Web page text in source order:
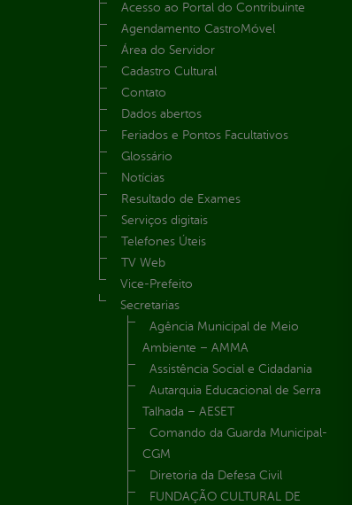
Acesso ao Portal do Contribuinte
Agendamento CastroMóvel
Área do Servidor
Cadastro Cultural
Contato
Dados abertos
Feriados e Pontos Facultativos
Glossário
Notícias
Resultado de Exames
Serviços digitais
Telefones Úteis
TV Web
Vice-Prefeito
Secretarias
Agência Municipal de Meio
Ambiente – AMMA
Assistência Social e Cidadania
Autarquia Educacional de Serra
Talhada – AESET
Comando da Guarda Municipal-
CGM
Diretoria da Defesa Civil
FUNDAÇÃO CULTURAL DE